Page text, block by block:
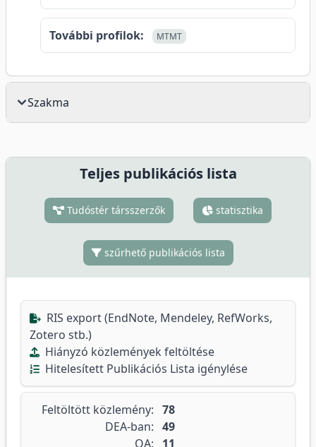
További profilok: MTMT
Szakma
Teljes publikációs lista
Tudóstér társszerzők statisztika
szűrhető publikációs lista
RIS export (EndNote, Mendeley, RefWorks,
Zotero stb.)
Hiányzó közlemények feltöltése
Hitelesített Publikációs Lista igénylése
Feltöltött közlemény: 78
DEA-ban: 49
OA:
11